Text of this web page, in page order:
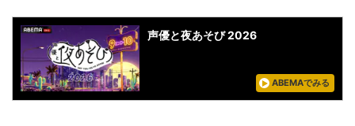
声優と夜あそび 2026
ABEMAでみる